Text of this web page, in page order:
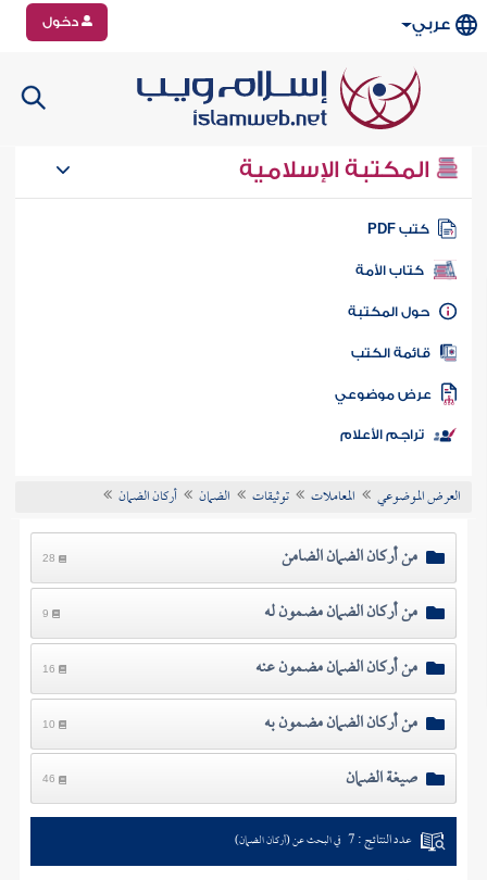
عربي دخول
المكتبة الإسلامية
كتب PDF
كتاب الأمة
المكتبة
الكتب
موضوعي
تراجم الأعلام
العرض الموضوعي المعاملات توثيقات الضمان أركان الضمان
من أركان الضمان الضامن 28
من أركان الضمان مضمون له 9
من أركان الضمان مضمون عنه 16
من أركان الضمان مضمون به 10
صيغة الضمان 46
عدد النتائج : 7 في البحث عن (أركان الضمان)